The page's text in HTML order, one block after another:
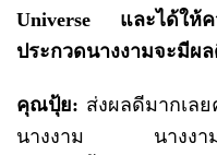
Universe และได้ให้
ประกวดนางงามจะมีผ
คุณปุ้ย: ส่งผลดีมากเล
นางงาม นางงามขอ